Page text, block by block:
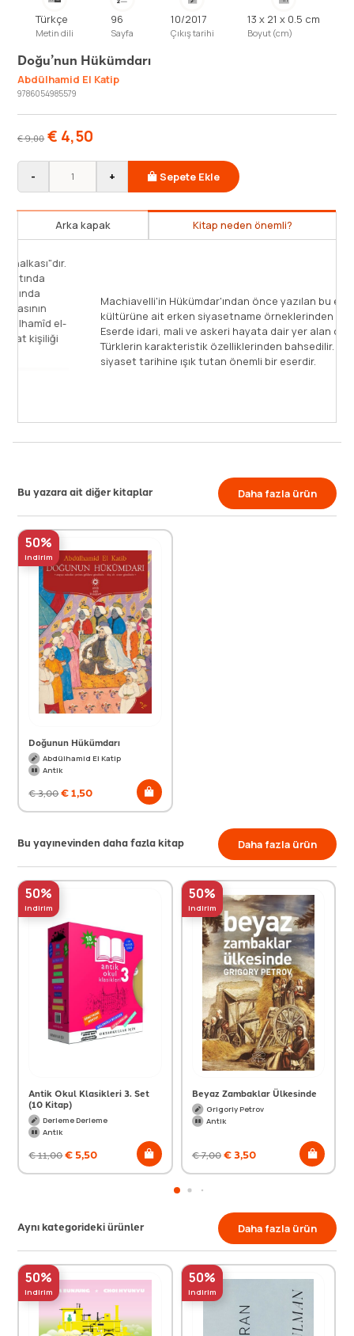
Türkçe
Metin dili
96
Sayfa
10/2017
Çıkış tarihi
13 x 21 x 0.5 cm
Boyut (cm)
Doğu’nun Hükümdarı
Abdülhamid El Katip
9786054985579
€9,00 € 4,50
- + Sepete Ekle
Arka kapak Kitap neden önemli?
Machiavelli'in Hükümdar'ından önce yazılan bu eser Doğu
kültürüne ait erken siyasetname örneklerinden biridir.
Eserde idari, mali ve askeri hayata dair yer alan detaylarla
Türklerin karakteristik özelliklerinden bahsedilir. Bu açıdan
siyaset tarihine ışık tutan önemli bir eserdir.
Bu yazara ait diğer kitaplar Daha fazla ürün
50%
indirim
Doğunun Hükümdarı
Abdülhamid El Katip
Antik
€3,00€1,50
Bu yayınevinden daha fazla kitap Daha fazla ürün
50%
indirim
Antik Okul Klasikleri 3. Set
(10 Kitap)
Derleme Derleme
Antik
€11,00€ 5,50
50%
indirim
Beyaz Zambaklar Ülkesinde
Grigoriy Petrov
Antik
€7,00€3,50
Aynı kategorideki ürünler Daha fazla ürün
50%
indirim
50%
indirim